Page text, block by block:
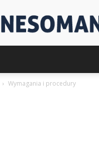
Wymagania i procedury